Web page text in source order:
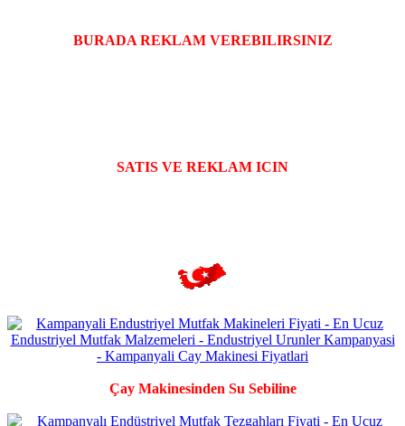
BURADA REKLAM VEREBILIRSINIZ
SATIS VE REKLAM ICIN
Çay Makinesinden Su Sebiline